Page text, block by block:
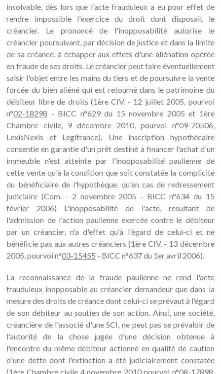
insolvable, dès lors que l'acte frauduleux a eu pour effet de
rendre impossible l'exercice du droit dont disposait le
créancier. Le prononcé de l'inopposabilité autorise le
créancier poursuivant, par décision de justice et dans la limite
de sa créance, à échapper aux effets d'une aliénation opérée
en fraude de ses droits. Le créancier peut faire éventuellement
saisir l'objet entre les mains du tiers et de poursuivre la vente
forcée du bien aliéné qui est retourné dans le patrimoine du
débiteur libre de droits (1ère CIV. - 12 juillet 2005, pourvoi
n°02-18298 - BICC n°629 du 15 novembre 2005 et 1ère
Chambre civile, 9 décembre 2010, pourvoi n°09-70506,
LexisNexis et Legifrance). Une inscription hypothécaire
consentie en garantie d'un prêt destiné à financer l'achat d'un
immeuble n'est atteinte par l'inopposabilité paulienne de
cette vente qu'à la condition que soit constatée la complicité
du bénéficiaire de l'hypothèque, qu'en cas de redressement
judiciaire (Com. - 2 novembre 2005 - BICC n°634 du 15
février 2006) L'inopposabilité de l'acte, résultant de
l'admission de l'action paulienne exercée contre le débiteur
par un créancier, n'a d'effet qu'à l'égard de celui-ci et ne
bénéficie pas aux autres créanciers (1ère CIV. - 13 décembre
2005, pourvoi n°03-15455 - BICC n°637 du 1er avril 2006).
La reconnaissance de la fraude paulienne ne rend l'acte
frauduleux inopposable au créancier demandeur que dans la
mesure des droits de créance dont celui-ci se prévaut à l'égard
de son débiteur au soutien de son action. Ainsi, une société,
créancière de l'associé d'une SCI, ne peut pas se prévaloir de
l'autorité de la chose jugée d'une décision obtenue à
l'encontre du même débiteur actionné en qualité de caution
d'une dette dont l'extinction a été judiciairement constatée
(1ère Chambre civile 4 novembre 2010 pourvoi n°08-17898